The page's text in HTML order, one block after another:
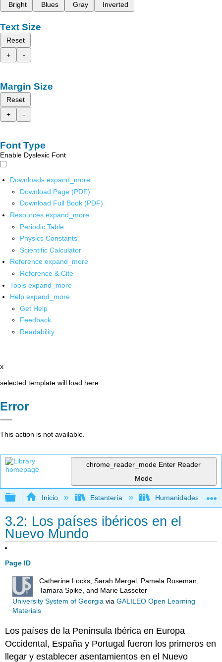
Bright
Blues Gray Inverted
Text Size
Reset
+
-
Margin Size
Reset
+
-
Font Type
Enable Dyslexic Font
Downloads expand_more
Download Page (PDF)
Download Full Book (PDF)
Resources expand_more
Periodic Table
Physics Constants
Scientific Calculator
Reference expand_more
Reference & Cite
Tools expand_more
Help expand_more
Get Help
Feedback
Readability
x
selected template will load here
Error
This action is not available.
chrome_reader_mode Enter Reader
Mode
Expandir/contraer jerarquía global
Inicio Estantería Humanidades
3.2: Los países ibéricos en el
Nuevo Mundo
Page ID
Catherine Locks, Sarah Mergel, Pamela Roseman,
Tamara Spike, and Marie Lasseter
University System of Georgiavia GALILEO Open Learning
Materials
Los países de la Península Ibérica en Europa
Occidental, España y Portugal fueron los primeros en
llegar y establecer asentamientos en el Nuevo